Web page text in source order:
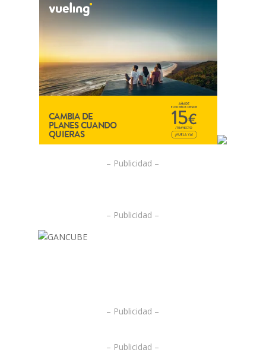
– Publicidad –
– Publicidad –
– Publicidad –
– Publicidad –